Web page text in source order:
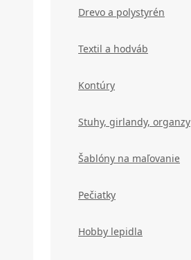
Drevo a polystyrén
Textil a hodváb
Kontúry
Stuhy, girlandy, organzy
Šablóny na maľovanie
Pečiatky
Hobby lepidla